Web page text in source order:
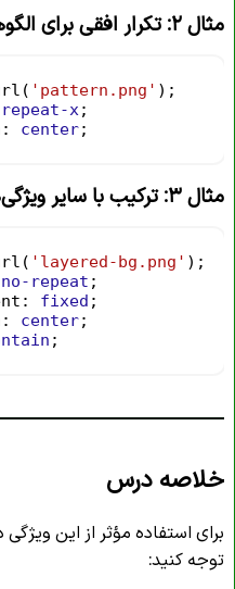
مثال ۲: تکرار افقی برای الگوهای پارالاکس
( 'pattern.png' );
repeat-x;
: center;
مثال ۳: ترکیب با سایر ویژگی‌های پارالاکس
( 'layered-bg.png' );
no-repeat ;
: fixed ;
: center;
;
خلاصه درس
برای استفاده مؤثر از این
توجه کنید: